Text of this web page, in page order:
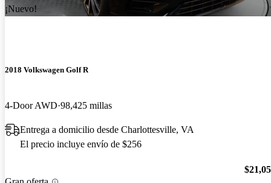
¡Nuevo!
2018 Volkswagen Golf R
4-Door AWD 98,425 millas
Entrega a domicilio desde Charlottesville, VA
El precio incluye envío de $256